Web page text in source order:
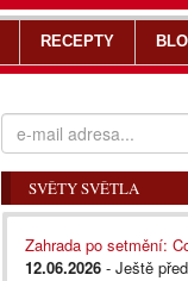
SVĚTY SVĚTLA
Zahrada po setmění:
12.06.2026 - Ještě
RECEPTY